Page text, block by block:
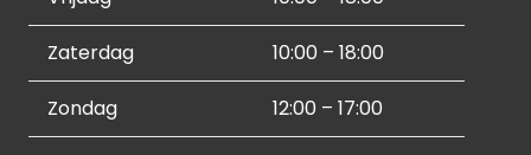
Zaterdag 10:00 – 18:00
Zondag 12:00 – 17:00